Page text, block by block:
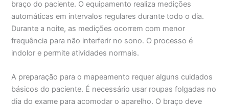
braço do paciente. O equipamento realiza medições
automáticas em intervalos regulares durante todo o dia.
Durante a noite, as medições ocorrem com menor
frequência para não interferir no sono. O processo é
indolor e permite atividades normais.
A preparação para o mapeamento requer alguns cuidados
básicos do paciente. É necessário usar roupas folgadas no
dia do exame para acomodar o aparelho. O braço deve